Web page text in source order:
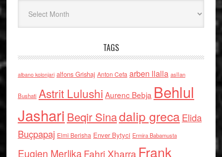
TAGS
albano kolonjari alfons Grishaj Anton Cefa arben llalla asllan
Bushati Astrit Lulushi Aurenc Bebja Behlul
Jashari Beqir Sinadalip grecaElida
Buçpapaj Elmi Berisha Enver Bytyci Ermira Babamusta
Eugjen MerlikaFahri Xharra Frank